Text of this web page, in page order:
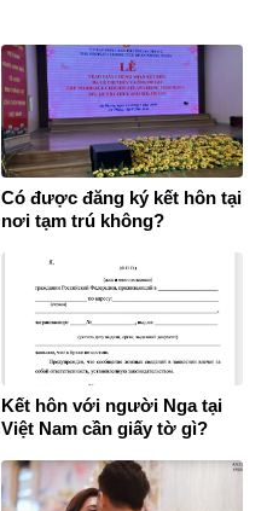
Có được đăng ký kết hôn tại
nơi tạm trú không?
Kết hôn với người Nga tại
Việt Nam cần giấy tờ gì?